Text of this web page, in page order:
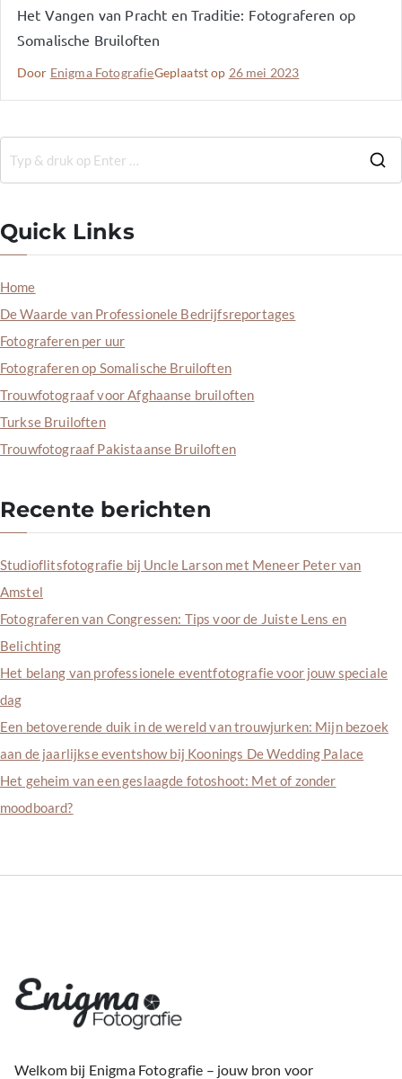
Het Vangen van Pracht en Traditie: Fotograferen op
Somalische Bruiloften
Door Enigma FotografieGeplaatst op 26 mei 2023
Quick Links
Home
De Waarde van Professionele Bedrijfsreportages
Fotograferen per uur
Fotograferen op Somalische Bruiloften
Trouwfotograaf voor Afghaanse bruiloften
Turkse Bruiloften
Trouwfotograaf Pakistaanse Bruiloften
Recente berichten
Studioflitsfotografie bij Uncle Larson met Meneer Peter van
Amstel
Fotograferen van Congressen: Tips voor de Juiste Lens en
Belichting
Het belang van professionele eventfotografie voor jouw speciale
dag
Een betoverende duik in de wereld van trouwjurken: Mijn bezoek
aan de jaarlijkse eventshow bij Koonings De Wedding Palace
Het geheim van een geslaagde fotoshoot: Met of zonder
moodboard?
Welkom bij Enigma Fotografie – jouw bron voor